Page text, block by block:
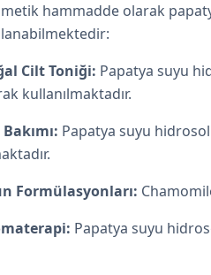
hammadde olarak
Cilt Toniği: Papatya suyu
kullanılmaktadır.
Papatya suyu
Formülasyonları:
Papatya suyu